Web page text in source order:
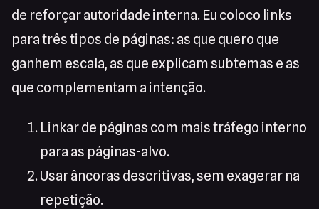
de reforçar autoridade interna. Eu coloco links
para três tipos de páginas: as que quero que
ganhem escala, as que explicam subtemas e as
que complementam a intenção.
Linkar de páginas com mais tráfego interno
para as páginas-alvo.
Usar âncoras descritivas, sem exagerar na
repetição.